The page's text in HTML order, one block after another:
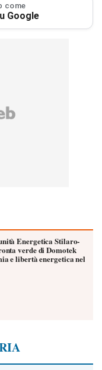
come
Google
Energetica Stilaro-
verde di Domotek
e libertà energetica nel